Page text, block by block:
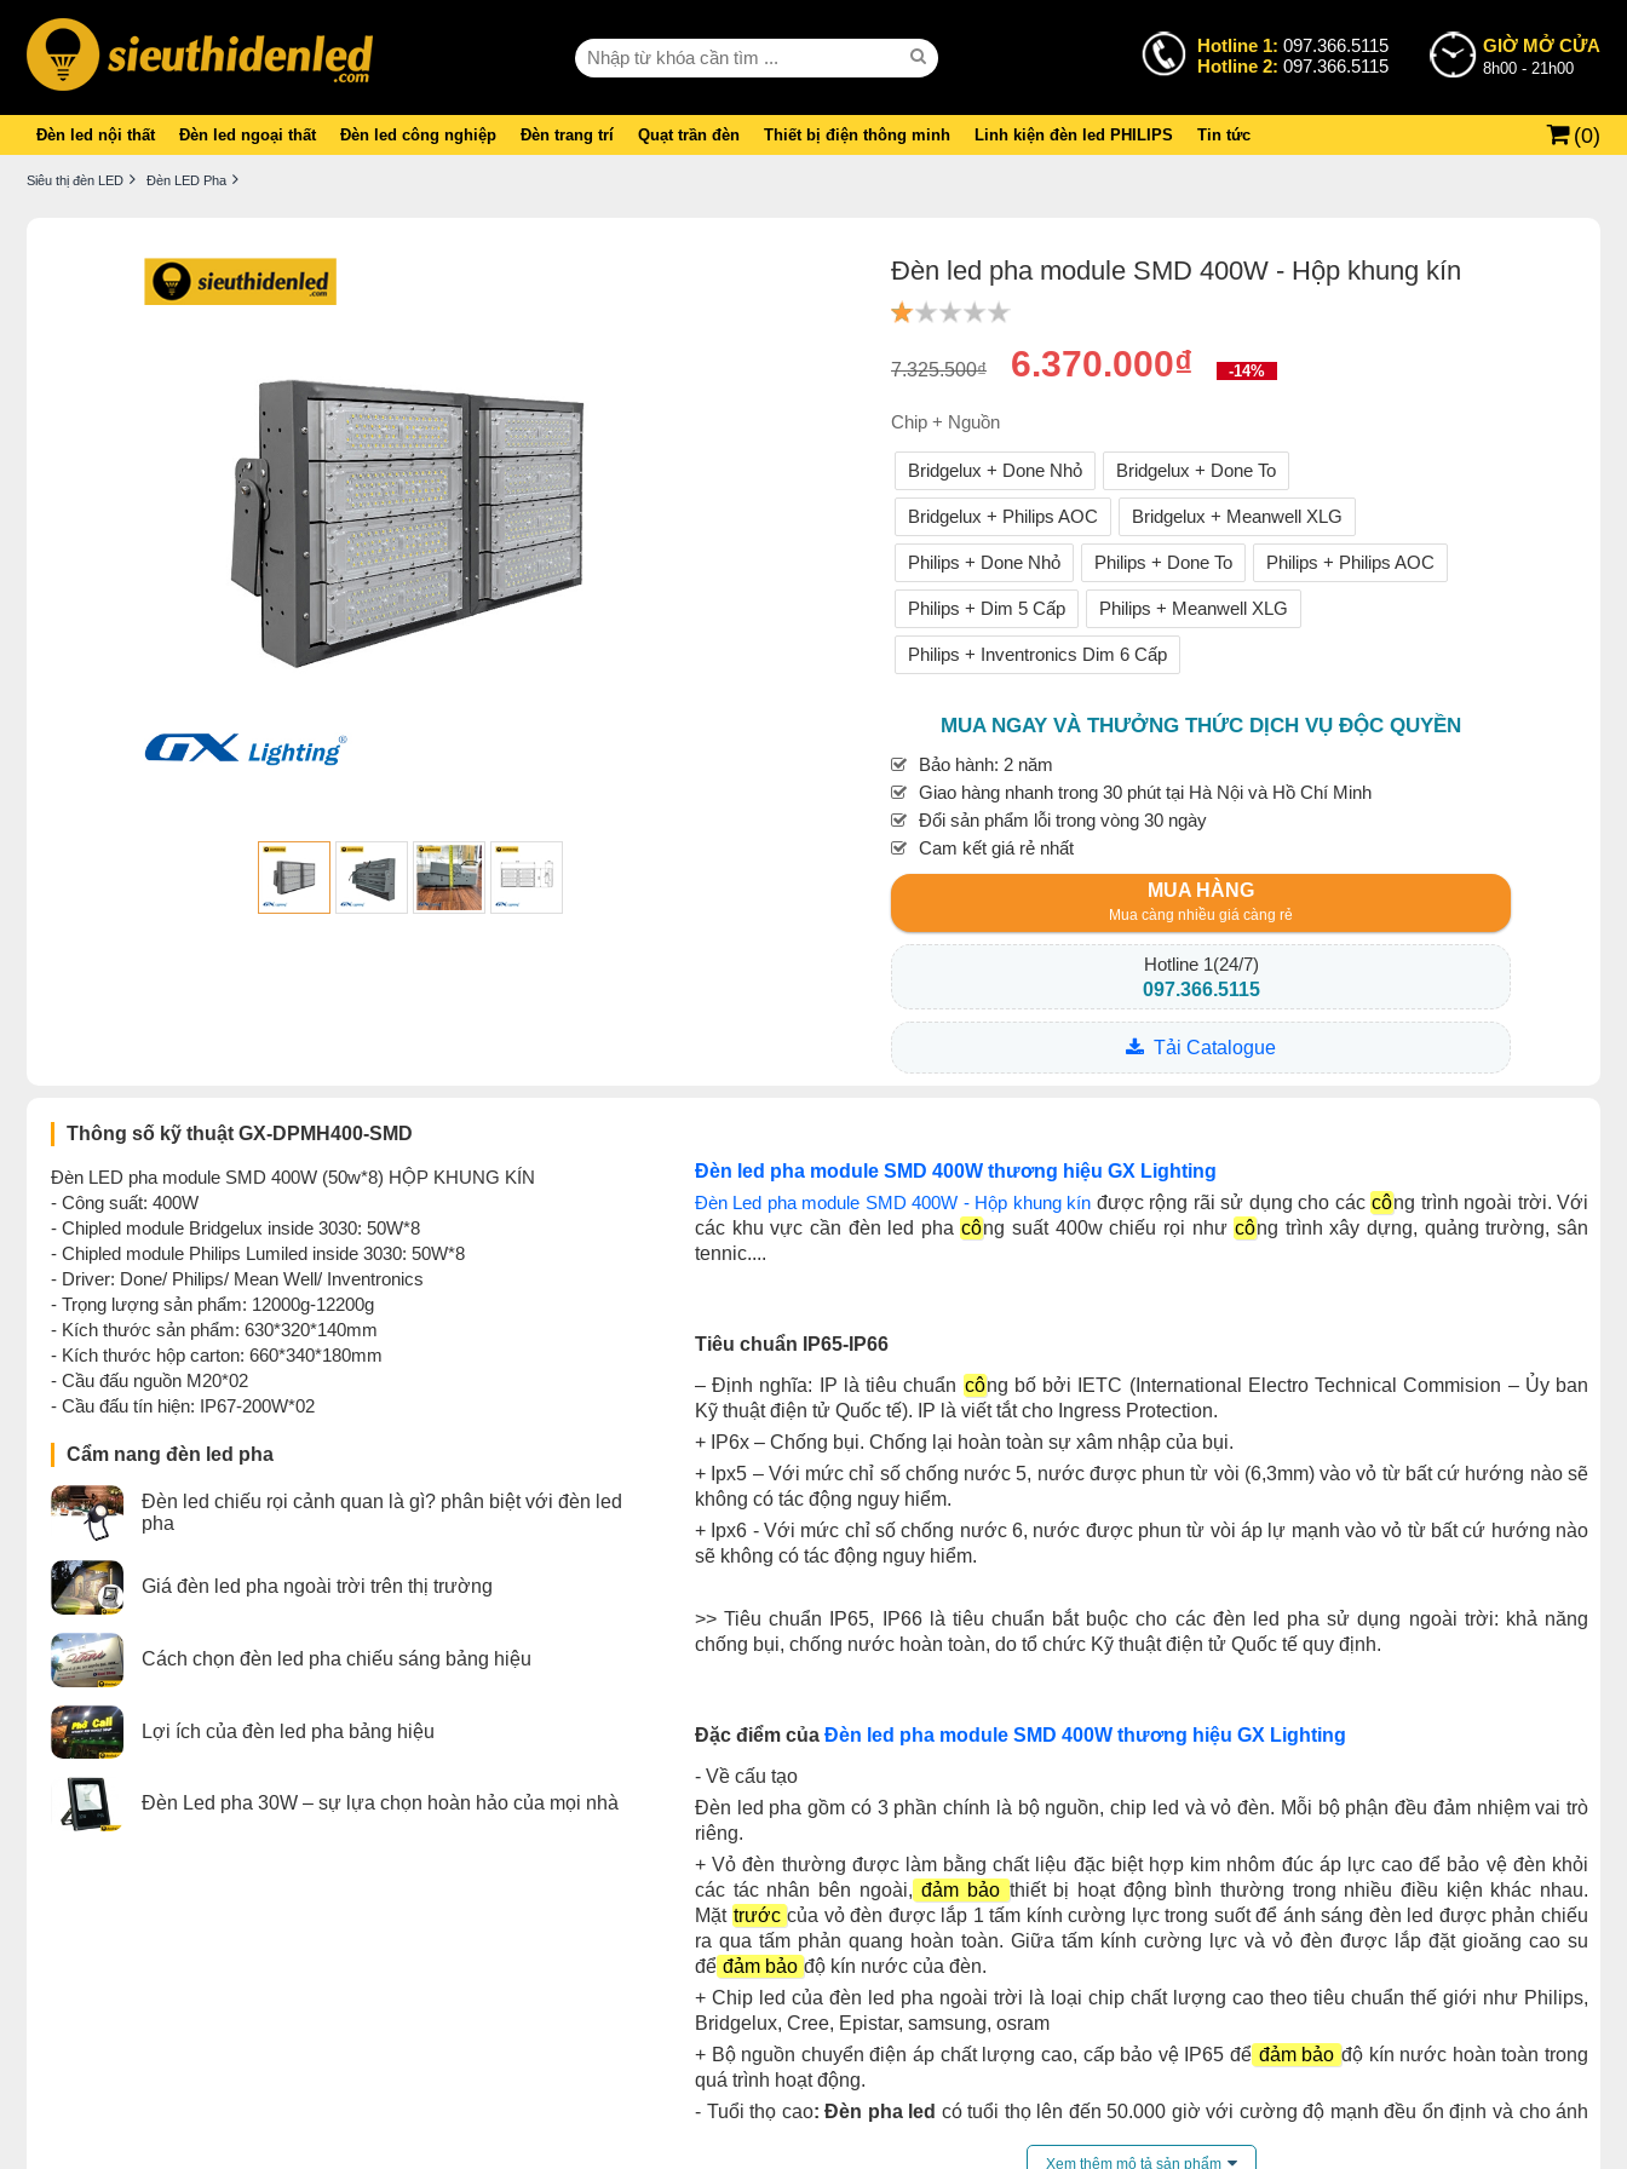
Hotline 1: 097.366.5115
Hotline 2: 097.366.5115
GIỜ MỞ CỬA
8h00 - 21h00
Đèn led nội thất Đèn led ngoại thất Đèn led công nghiệp Đèn trang trí Quạt trần đèn Thiết bị điện thông minh Linh kiện đèn led PHILIPS Tin tức (0)
Siêu thị đèn LED Đèn LED Pha
Đèn led pha module SMD 400W - Hộp khung kín
7.325.500₫ 6.370.000₫ -14%
Chip + Nguồn
Bridgelux + Done Nhỏ Bridgelux + Done To
Bridgelux + Philips AOC Bridgelux + Meanwell XLG
Philips + Done Nhỏ Philips + Done To Philips + Philips AOC
Philips + Dim 5 Cấp Philips + Meanwell XLG
Philips + Inventronics Dim 6 Cấp
MUA NGAY VÀ THƯỞNG THỨC DỊCH VỤ ĐỘC QUYỀN
Bảo hành: 2 năm
Giao hàng nhanh trong 30 phút tại Hà Nội và Hồ Chí Minh
Đổi sản phẩm lỗi trong vòng 30 ngày
Cam kết giá rẻ nhất
MUA HÀNG
Mua càng nhiều giá càng rẻ
Hotline 1(24/7)
097.366.5115
Tải Catalogue
Thông số kỹ thuật GX-DPMH400-SMD
Đèn LED pha module SMD 400W (50w*8) HỘP KHUNG KÍN
- Công suất: 400W
- Chipled module Bridgelux inside 3030: 50W*8
- Chipled module Philips Lumiled inside 3030: 50W*8
- Driver: Done/ Philips/ Mean Well/ Inventronics
- Trọng lượng sản phẩm: 12000g-12200g
- Kích thước sản phẩm: 630*320*140mm
- Kích thước hộp carton: 660*340*180mm
- Cầu đấu nguồn M20*02
- Cầu đấu tín hiện: IP67-200W*02
Cẩm nang đèn led pha
Đèn led chiếu rọi cảnh quan là gì? phân biệt với đèn led
pha
Giá đèn led pha ngoài trời trên thị trường
Cách chọn đèn led pha chiếu sáng bảng hiệu
Lợi ích của đèn led pha bảng hiệu
Đèn Led pha 30W – sự lựa chọn hoàn hảo của mọi nhà
Đèn led pha module SMD 400W thương hiệu GX Lighting
Đèn Led pha module SMD 400W - Hộp khung kín được rộng rãi sử dụng cho các công trình ngoài trời. Với
các khu vực cần đèn led pha công suất 400w chiếu rọi như công trình xây dựng, quảng trường, sân
tennic....
Tiêu chuẩn IP65-IP66
– Định nghĩa: IP là tiêu chuẩn công bố bởi IETC (International Electro Technical Commision – Ủy ban
Kỹ thuật điện tử Quốc tế). IP là viết tắt cho Ingress Protection.
+ IP6x – Chống bụi. Chống lại hoàn toàn sự xâm nhập của bụi.
+ Ipx5 – Với mức chỉ số chống nước 5, nước được phun từ vòi (6,3mm) vào vỏ từ bất cứ hướng nào sẽ
không có tác động nguy hiểm.
+ Ipx6 - Với mức chỉ số chống nước 6, nước được phun từ vòi áp lự mạnh vào vỏ từ bất cứ hướng nào
sẽ không có tác động nguy hiểm.
>> Tiêu chuẩn IP65, IP66 là tiêu chuẩn bắt buộc cho các đèn led pha sử dụng ngoài trời: khả năng
chống bụi, chống nước hoàn toàn, do tổ chức Kỹ thuật điện tử Quốc tế quy định.
Đặc điểm của Đèn led pha module SMD 400W thương hiệu GX Lighting
- Về cấu tạo
Đèn led pha gồm có 3 phần chính là bộ nguồn, chip led và vỏ đèn. Mỗi bộ phận đều đảm nhiệm vai trò
riêng.
+ Vỏ đèn thường được làm bằng chất liệu đặc biệt hợp kim nhôm đúc áp lực cao để bảo vệ đèn khỏi
các tác nhân bên ngoài, đảm bảo thiết bị hoạt động bình thường trong nhiều điều kiện khác nhau.
Mặt trước của vỏ đèn được lắp 1 tấm kính cường lực trong suốt để ánh sáng đèn led được phản chiếu
ra qua tấm phản quang hoàn toàn. Giữa tấm kính cường lực và vỏ đèn được lắp đặt gioăng cao su
để đảm bảo độ kín nước của đèn.
+ Chip led của đèn led pha ngoài trời là loại chip chất lượng cao theo tiêu chuẩn thế giới như Philips,
Bridgelux, Cree, Epistar, samsung, osram
+ Bộ nguồn chuyển điện áp chất lượng cao, cấp bảo vệ IP65 để đảm bảo độ kín nước hoàn toàn trong
quá trình hoạt động.
- Tuổi thọ cao: Đèn pha led có tuổi thọ lên đến 50.000 giờ với cường độ mạnh đều ổn định và cho ánh
Xem thêm mô tả sản phẩm